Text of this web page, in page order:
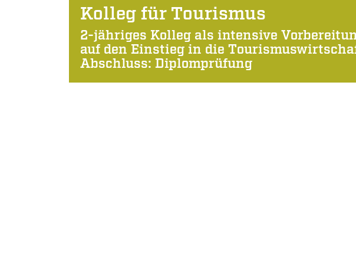
Kolleg für Tourismus
2-jähriges Kolleg als intensive
auf den Einstieg in die
Abschluss: Diplomprüfung